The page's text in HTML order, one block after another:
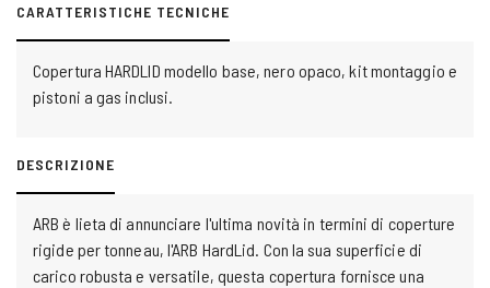
CARATTERISTICHE TECNICHE
Copertura HARDLID modello base, nero opaco, kit montaggio e
pistoni a gas inclusi.
DESCRIZIONE
ARB è lieta di annunciare l'ultima novità in termini di coperture
rigide per tonneau, l'ARB HardLid. Con la sua superficie di
carico robusta e versatile, questa copertura fornisce una